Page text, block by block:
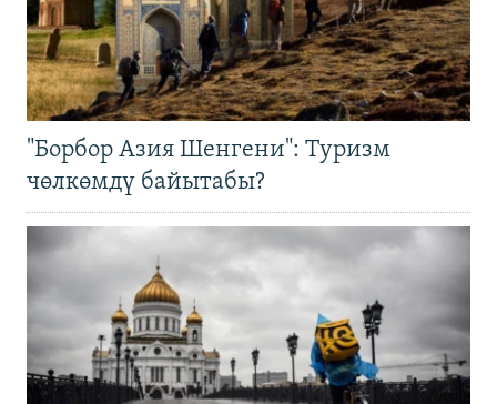
"Борбор Азия Шенгени": Туризм
чөлкөмдү байытабы?